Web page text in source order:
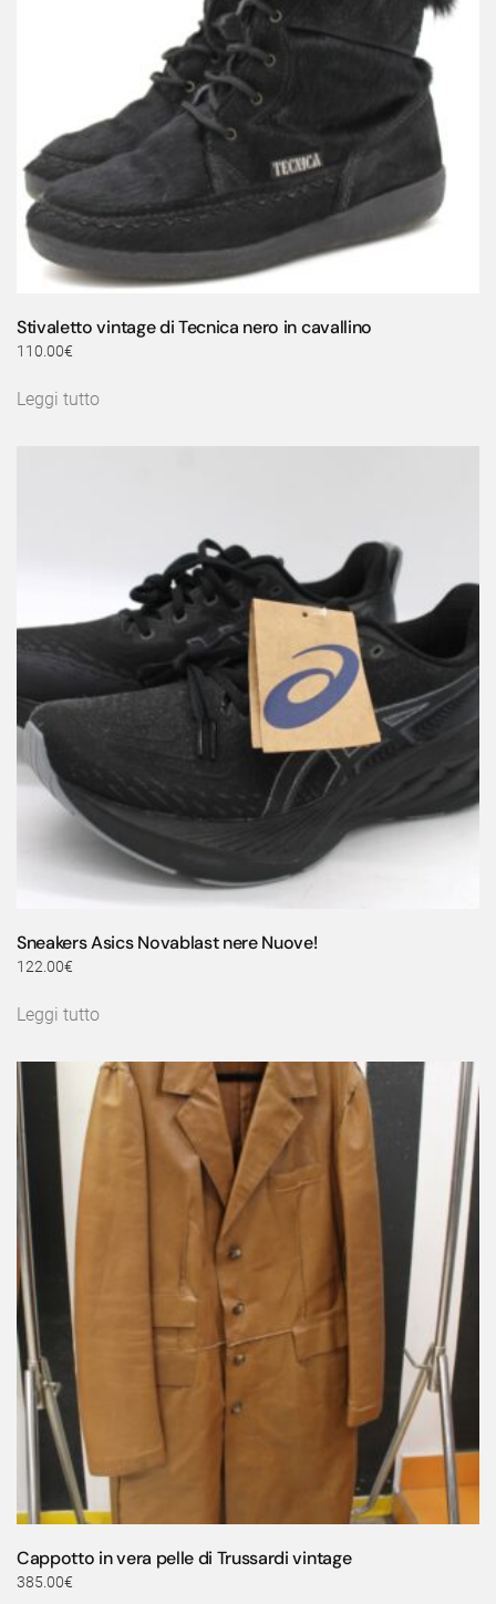
Stivaletto vintage di Tecnica nero in cavallino
110.00€
Leggi tutto
Sneakers Asics Novablast nere Nuove!
122.00€
Leggi tutto
Cappotto in vera pelle di Trussardi vintage
385.00€